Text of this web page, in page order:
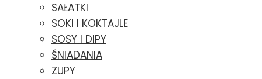
SAŁATKI
SOKI I KOKTAJLE
SOSY I DIPY
ŚNIADANIA
ZUPY